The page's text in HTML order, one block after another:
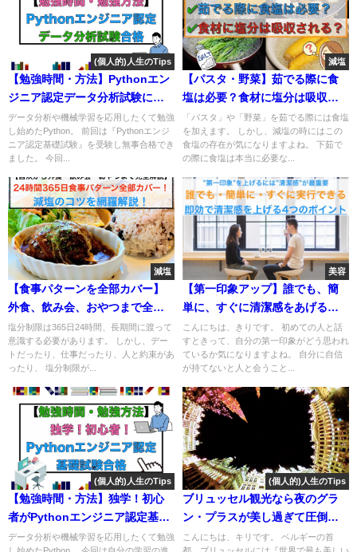
(個人的)人生のTips
【勉強時間・方法】Pythonエン
ジニア認定データ分析試験に独
学で合格する方法
データ分析や機械学習を応用したくて勉強
し始めたPython。 前回は『Pythonエンジ
ニア認定基礎試験』を受験し無事合格でき
ました。 今回...
減塩
【パスタ・野菜】茹でる際に食
塩は必要？食材に塩分は吸収さ
れる？
「パスタ」や「野菜」を茹でる際には食塩
を加えます。 しかし、減塩の時にはこの
食塩の存在が気になりますよね。 下茹で
の際に食塩は本当に必要な...
減塩
【食事パターンを全部カバー】
外食、飲み会、おやつまで全て
の減塩のコツを網羅解説！
塩分制限は365日24時間、長期間に渡って
意識する必要があります。 しかし、デー
トだったり、仕事だったり、人と約束があ
ったり、 塩分制限が...
美容
【第一印象アップ】誰でも、簡
単に、すぐに清潔感をあげる４
つのポイント
こんにちは、きりです。 初めての人と話
すときって、自分の第一印象がどう思われ
ているか気になりますよね。 自分に自信
が持てないと人と会うこと...
(個人的)人生のTips
【勉強時間・方法】独学！初心
者がPythonエンジニア認定基礎
試験合格
データ分析や機械学習を応用したくて勉強
(個人的)人生のTips
ブリュッセル観光なら夜のグラ
ン・プラスが美し過ぎて圧倒的
おすすめ！
こんにちは、キリです。 ベルギーの首